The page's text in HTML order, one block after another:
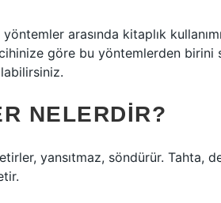
arasında kitaplık
göre bu yöntemlerden birini
NELERDIR?
yansıtmaz, söndürür. Tahta,